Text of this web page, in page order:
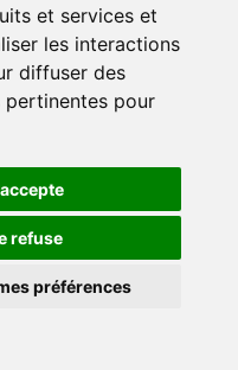
et services et
les interactions
diffuser des
pour
refuse
préférences